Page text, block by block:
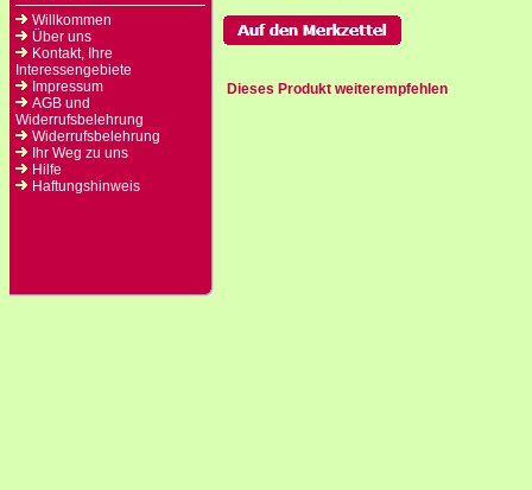
Willkommen
Über uns
Kontakt, Ihre
Interessengebiete
Impressum
AGB und
Widerrufsbelehrung
Widerrufsbelehrung
Ihr Weg zu uns
Hilfe
Haftungshinweis
Dieses Produkt weiterempfehlen